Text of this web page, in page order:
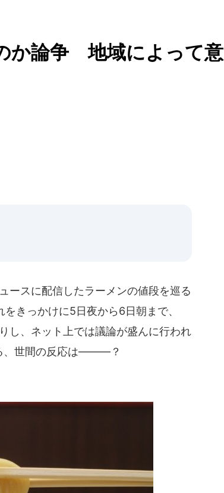
か論争 地域によって意
ースに配信したラーメンの値段を巡る
きっかけに5日夜から6日朝まで、
し、ネット上では議論が盛んに行われ
、世間の反応は―――？